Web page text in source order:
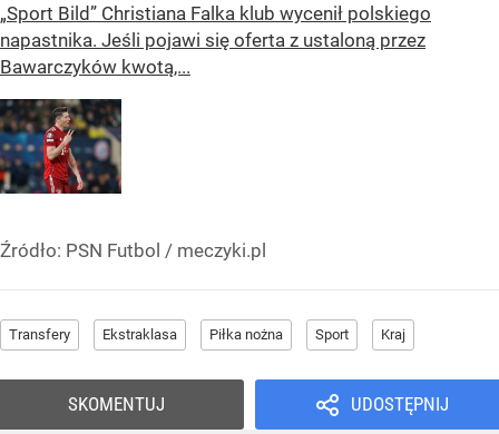
„Sport Bild” Christiana Falka klub wycenił polskiego
napastnika. Jeśli pojawi się oferta z ustaloną przez
Bawarczyków kwotą,...
Źródło: PSN Futbol / meczyki.pl
Transfery Ekstraklasa Piłka nożna Sport Kraj
UDOSTĘPNIJ
SKOMENTUJ